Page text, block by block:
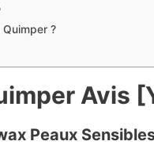
?
Avis
Peaux